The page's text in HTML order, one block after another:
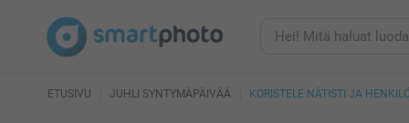
ETUSIVU JUHLI SYNTYMÄPÄIVÄÄ KORISTELE NÄTISTI JA